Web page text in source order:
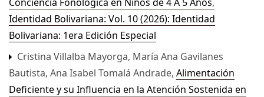
Identidad Bolivariana: Vol. 10 (2026): Identidad
Bolivariana: 1era Edición Especial
Cristina Villalba Mayorga, María Ana Gavilanes
Bautista, Ana Isabel Tomalá Andrade, Alimentación
Deficiente y su Influencia en la Atención Sostenida en